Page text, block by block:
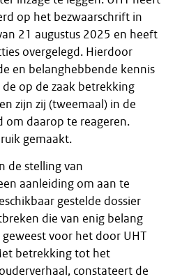
op het bezwaarschrift in
21 augustus 2025 en heeft
overgelegd. Hierdoor
en belanghebbende kennis
op de zaak betrekking
zijn zij (tweemaal) in de
om daarop te reageren.
gemaakt.
de stelling van
aanleiding om aan te
gestelde dossier
die van enig belang
voor het door UHT
betrekking tot het
constateert de